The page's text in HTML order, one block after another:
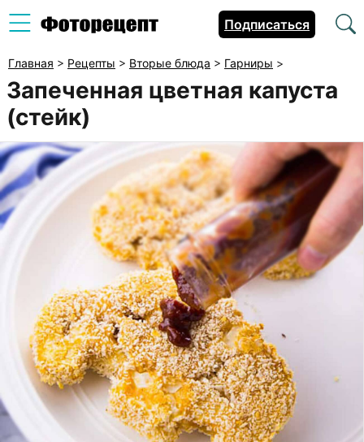
Подписаться
Главная > Рецепты > Вторые блюда > Гарниры >
Запеченная цветная капуста
(стейк)